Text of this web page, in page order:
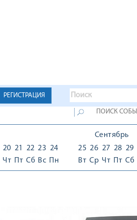
РЕГИСТРАЦИЯ
20
Чт
21
Пт
22
Сб
23
Вс
24
Пн
Сентябрь
25
Вт
26
Ср
27
Чт
28
Пт
29
Сб